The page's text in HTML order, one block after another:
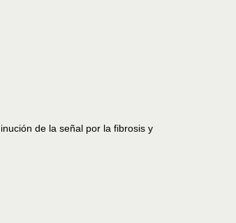
de la señal por la fibrosis y